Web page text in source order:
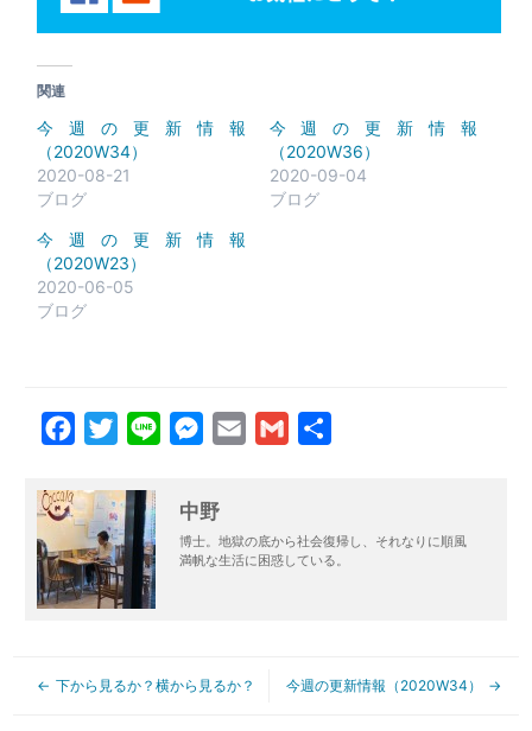
関連
今週の更新情報
（2020W34）
2020-08-21
ブログ
今週の更新情報
（2020W36）
2020-09-04
ブログ
今週の更新情報
（2020W23）
2020-06-05
ブログ
FacebookTwitterLine Messenger
Email Gmail
中野
博士。地獄の底から社会復帰し、それなりに順風
満帆な生活に困惑している。
下から見るか？横から見るか？ 今週の更新情報（2020W34）